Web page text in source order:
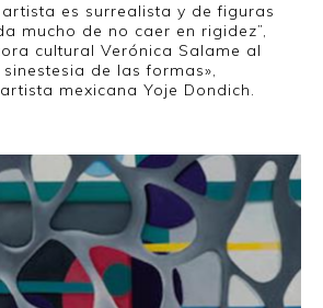
es surrealista y de figuras
mucho de no caer en rigidez”,
cultural Verónica Salame al
de las formas»,
mexicana Yoje Dondich.